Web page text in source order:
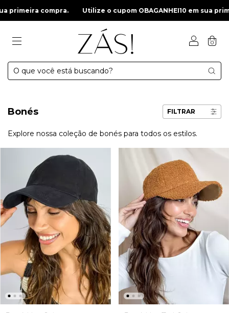
primeira compra. Utilize o cupom OBAGANHEI10 em sua
0
Bonés FILTRAR
Explore nossa coleção de bonés para todos os estilos.